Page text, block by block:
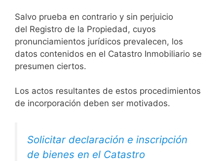
Salvo prueba en contrario y sin perjuicio
del Registro de la Propiedad, cuyos
pronunciamientos jurídicos prevalecen, los
datos contenidos en el Catastro Inmobiliario se
presumen ciertos.
Los actos resultantes de estos procedimientos
de incorporación deben ser motivados.
Solicitar declaración e inscripción
de bienes en el Catastro